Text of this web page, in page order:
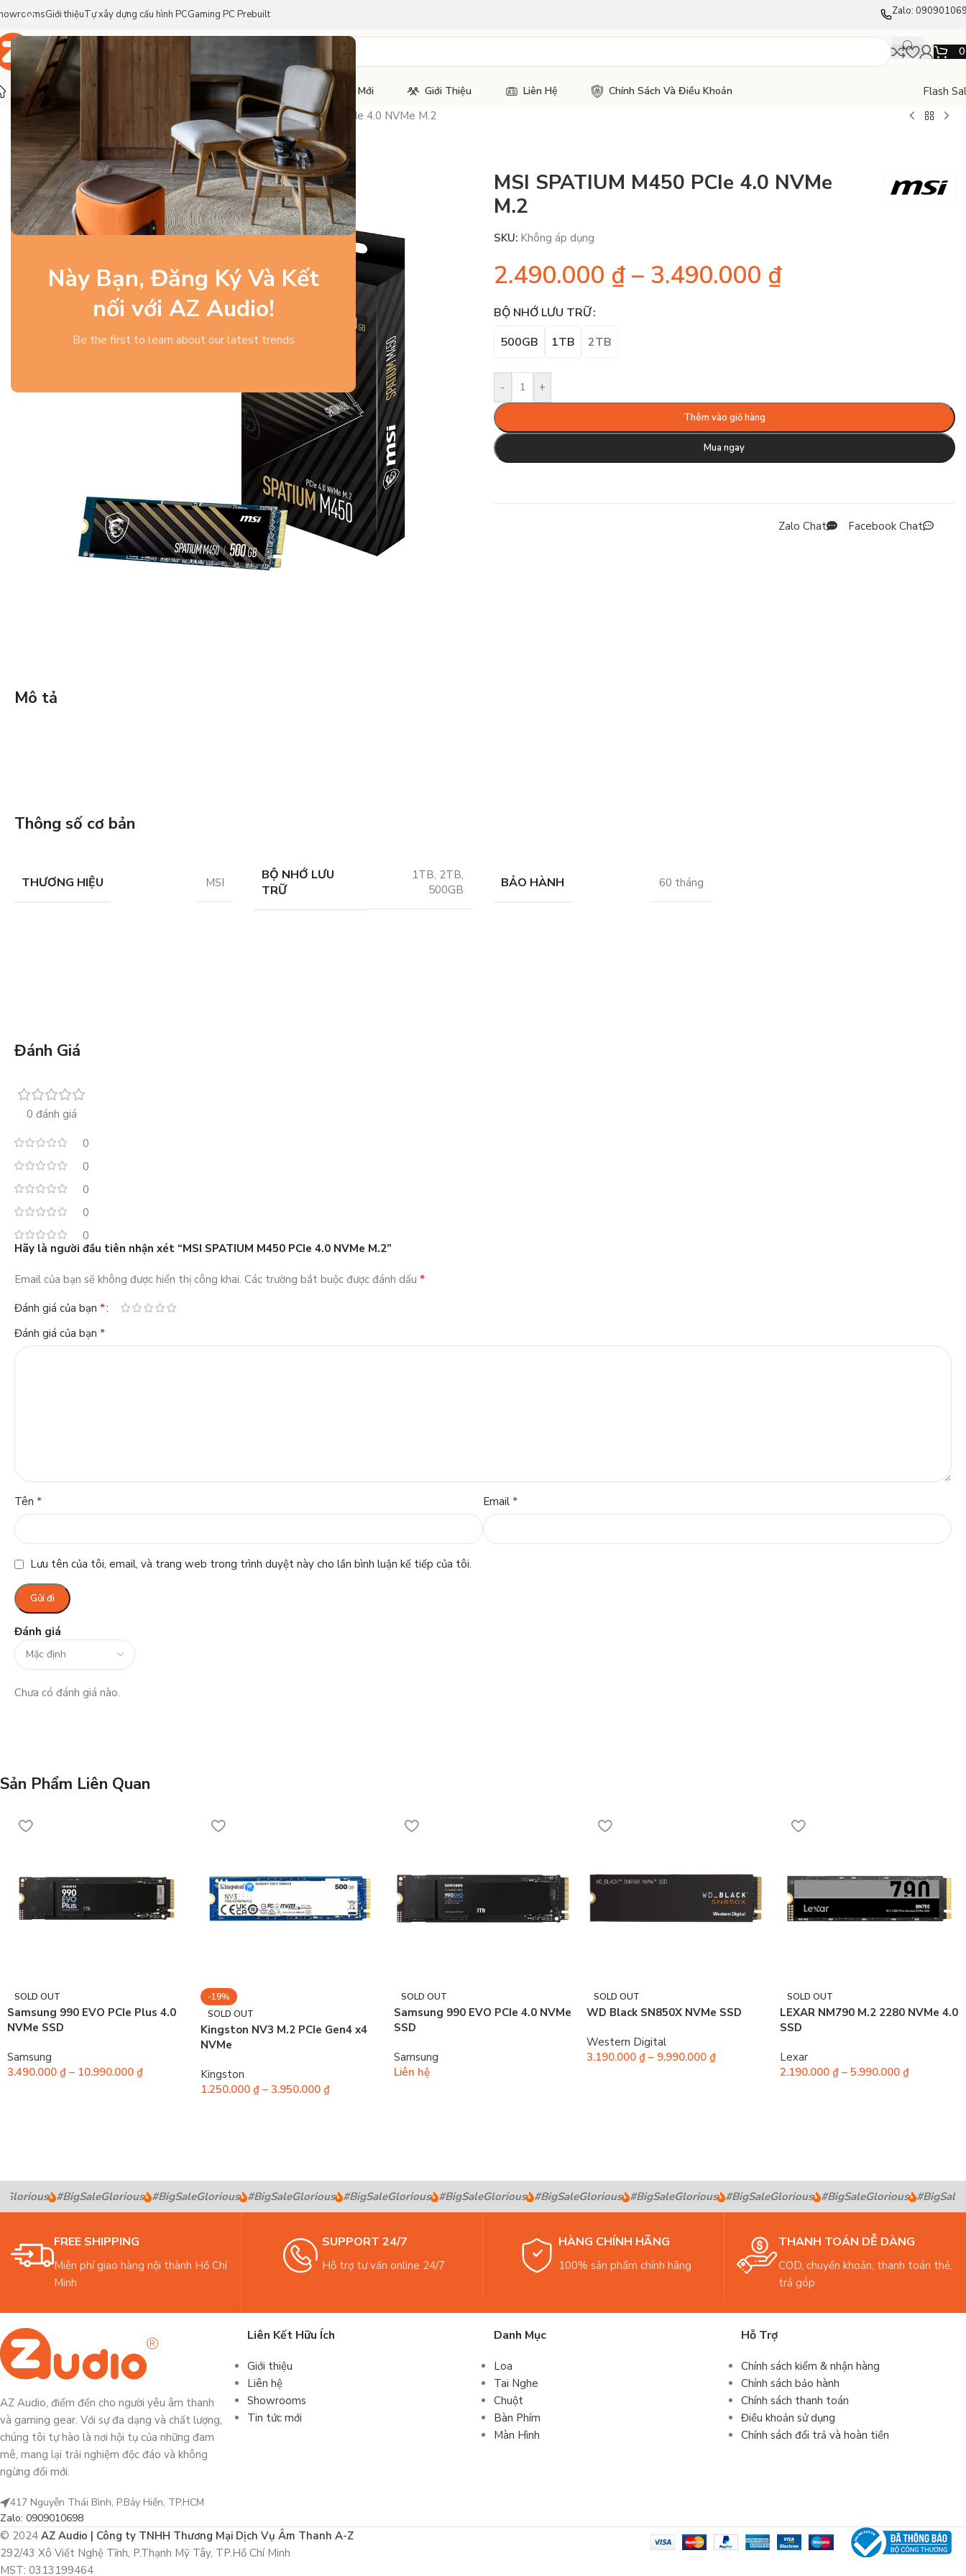
Này Bạn, Đăng Ký Và Kết
nối với AZ Audio!
Be the first to learn about our latest trends
Giới thiệuTự xây dựng cấu hình PCGaming PC Prebuilt Zalo:
Trang Chủ Sản Phẩm Thương Hiệu Tin Tức Mới Giới Thiệu Liên Hệ Chính Sách Và Điều Khoản
Flash
Trang chủ
Linh Kiện PC Gaming HDD/SSD /MSI SPATIUM M450 PCIe 4.0 NVMe M.2
SOLD OUT
MSI SPATIUM M450 PCIe 4.0 NVMe
M.2
SKU: Không áp dụng
2.490.000 ₫– 3.490.000 ₫
BỘ NHỚ LƯU TRỮ
500GB
1TB 2TB
- +
Thêm vào giỏ hàng
Mua ngay
Zalo Chat Facebook Chat
Mô tả
Thông số cơ bản
THƯƠNG HIỆU MSI
BỘ NHỚ LƯU
TRỮ
1TB, 2TB,
500GB
BẢO HÀNH 60 tháng
Đánh Giá
0 đánh giá
0
0
0
0
0
Đánh giá
Chưa có đánh giá nào.
Hãy là người đầu tiên nhận xét “MSI SPATIUM M450 PCIe 4.0 NVMe M.2”
Email của bạn sẽ không được hiển thị công khai. Các trường bắt buộc được đánh dấu *
Đánh giá của bạn *
Đánh giá của bạn *
Tên * Email *
Lưu tên của tôi, email, và trang web trong trình duyệt này cho lần bình luận kế tiếp của tôi.
Sản Phẩm Liên Quan
SOLD OUT
Samsung 990 EVO PCIe Plus 4.0
NVMe SSD
Samsung
3.490.000 ₫ – 10.990.000 ₫
-19%
SOLD OUT
Kingston NV3 M.2 PCIe Gen4 x4
NVMe
Kingston
1.250.000 ₫ – 3.950.000 ₫
SOLD OUT
Samsung 990 EVO PCIe 4.0 NVMe
SSD
Samsung
Liên hệ
SOLD OUT
WD Black SN850X NVMe SSD
Western Digital
3.190.000₫ – 9.990.000₫
SOLD OUT
LEXAR NM790 M.2 2280 NVMe 4.0
SSD
Lexar
2.190.000₫ – 5.990.000₫
#BigSaleGlorious #BigSaleGlorious #BigSaleGlorious #BigSaleGlorious #BigSaleGlorious #BigSaleGlorious #BigSaleGlorious #BigSaleGlorious #BigSaleGlorious
FREE SHIPPING
Miễn phí giao hàng nội thành Hồ Chí
Minh
SUPPORT 24/7
Hỗ trợ tư vấn online 24/7
HÀNG CHÍNH HÃNG
100% sản phẩm chính hãng
THANH TOÁN DỄ DÀNG
COD, chuyển khoản, thanh toán thẻ,
trả góp
AZ Audio, điểm đến cho người yêu âm thanh
và gaming gear. Với sự đa dạng và chất lượng,
chúng tôi tự hào là nơi hội tụ của những đam
mê, mang lại trải nghiệm độc đáo và không
ngừng đổi mới.
417 Nguyễn Thái Bình, P.Bảy Hiền, TP.HCM
Zalo: 0909010698
Liên Kết Hữu Ích
Giới thiệu
Liên hệ
Showrooms
Tin tức mới
Danh Mục
Loa
Tai Nghe
Chuột
Bàn Phím
Màn Hình
Hỗ Trợ
Chính sách kiểm & nhận hàng
Chính sách bảo hành
Chính sách thanh toán
Điều khoản sử dụng
Chính sách đổi trả và hoàn tiền
© 2024 AZ Audio | Công ty TNHH Thương Mại Dịch Vụ Âm Thanh A-Z
292/43 Xô Viết Nghệ Tĩnh, P.Thạnh Mỹ Tây, TP.Hồ Chí Minh
MST: 0313199464